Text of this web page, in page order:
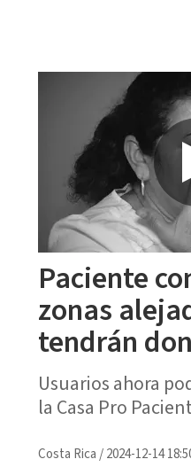
Paciente
zonas
tendrán
Usuarios ahora
la Casa Pro
Costa Rica /2024-12-14